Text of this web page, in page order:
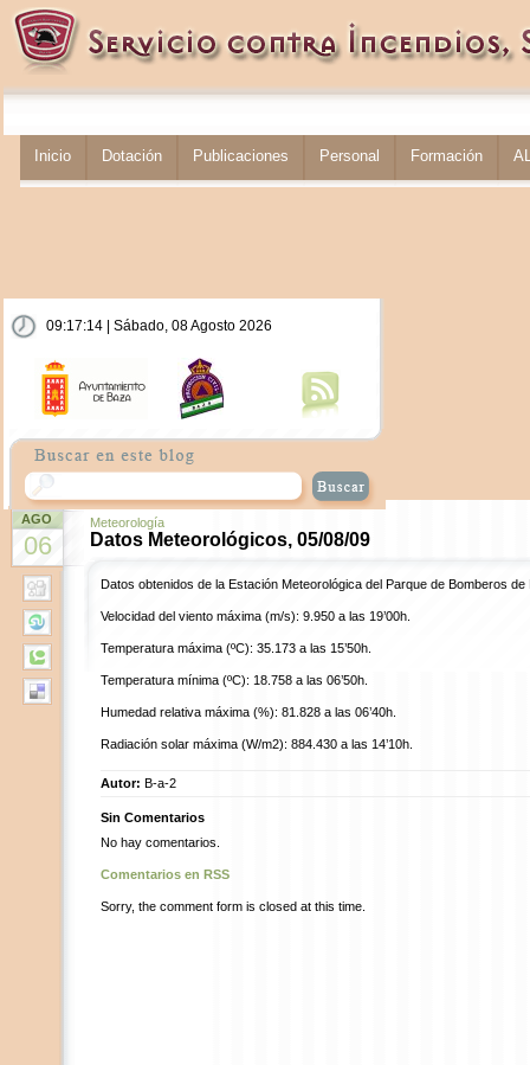
Inicio Dotación Publicaciones Personal Formación
09:17:14 | Sábado, 08 Agosto 2026
AGO
06
Meteorología
Datos Meteorológicos, 05/08/09
Datos obtenidos de la Estación Meteorológica del Parque de Bomberos de
Velocidad del viento máxima (m/s): 9.950 a las 19’00h.
Temperatura máxima (ºC): 35.173 a las 15’50h.
Temperatura mínima (ºC): 18.758 a las 06’50h.
Humedad relativa máxima (%): 81.828 a las 06’40h.
Radiación solar máxima (W/m2): 884.430 a las 14’10h.
Autor: B-a-2
Sin Comentarios
No hay comentarios.
Comentarios en RSS
Sorry, the comment form is closed at this time.